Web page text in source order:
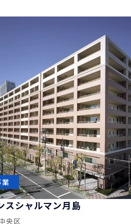
業
スシャルマン月島
央区